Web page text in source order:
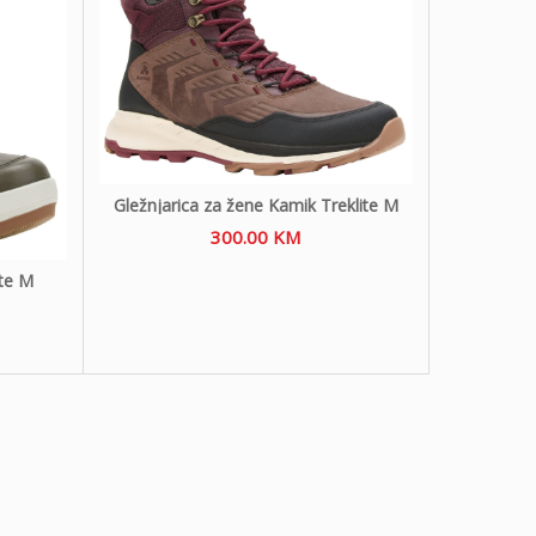
M
Gležnjarica za žene Kamik Treklite M
300.00 KM